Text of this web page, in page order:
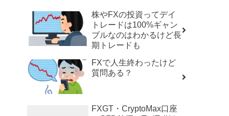
株やFXの投資ってデイ
トレードは100%ギャン
ブルなのはわかるけど長
期トレードも
FXで人生終わったけど
質問ある？
FXGT・CryptoMax口座